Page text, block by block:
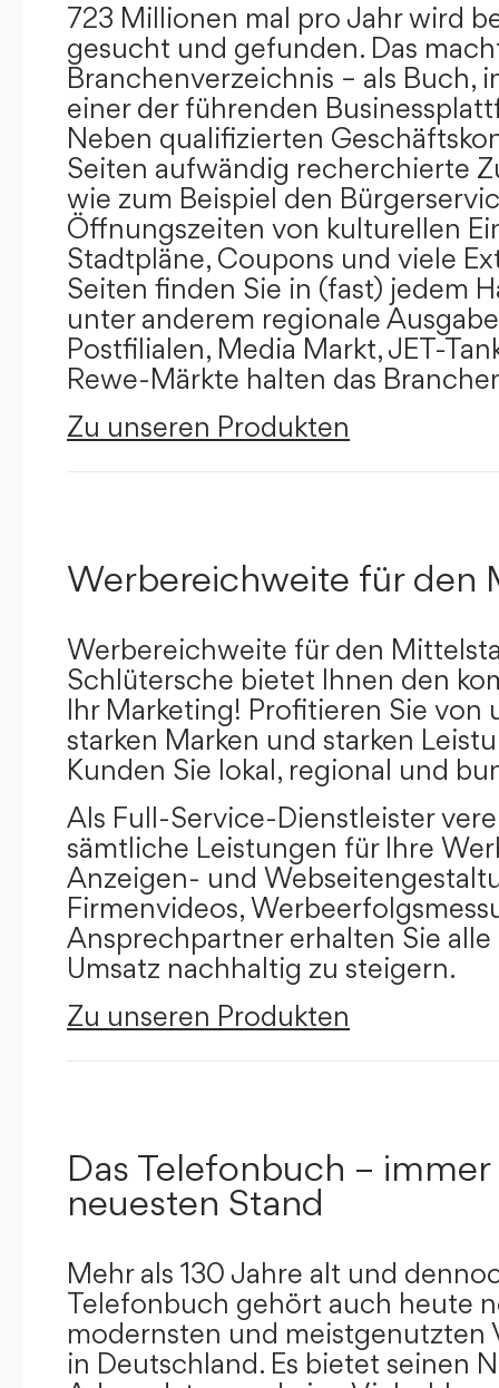
723 Millionen mal pro Jahr wird
gesucht und gefunden. Das
Branchenverzeichnis – als Buch,
einer der führenden
Neben qualifizierten
Seiten aufwändig recherchierte
wie zum Beispiel den
Öffnungszeiten von kulturellen
Stadtpläne, Coupons und viele
Seiten finden Sie in (fast) jedem
unter anderem regionale
Postfilialen, Media Markt, JET-
Rewe-Märkte halten das
Zu unseren Produkten
Werbereichweite für den
Werbereichweite für den
Schlütersche bietet Ihnen den
Ihr Marketing! Profitieren Sie von
starken Marken und starken
Kunden Sie lokal, regional und
Als Full-Service-Dienstleister
sämtliche Leistungen für Ihre
Anzeigen- und
Firmenvideos,
Ansprechpartner erhalten Sie
Umsatz nachhaltig zu steigern.
Zu unseren Produkten
Das Telefonbuch –
neuesten Stand
Mehr als 130 Jahre alt und
Telefonbuch gehört auch heute
modernsten und meistgenutzten
in Deutschland. Es bietet seinen